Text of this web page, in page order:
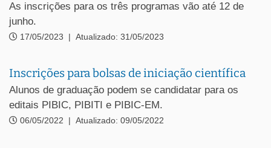
As inscrições para os três programas vão até 12 de
junho.
17/05/2023 Atualizado: 31/05/2023
Inscrições para bolsas de iniciação científica
Alunos de graduação podem se candidatar para os
editais PIBIC, PIBITI e PIBIC-EM.
06/05/2022 Atualizado: 09/05/2022